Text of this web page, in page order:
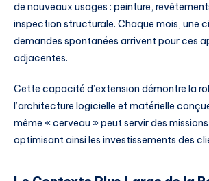
de nouveaux usages : peinture,
inspection structurale. Chaque mois, une
demandes spontanées arrivent pour ces
adjacentes.
Cette capacité d’extension démontre la
l’architecture logicielle et matérielle
même « cerveau » peut servir des
optimisant ainsi les investissements des